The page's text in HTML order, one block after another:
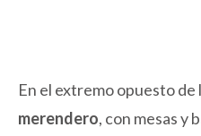
En el extremo opuesto
merendero, con mesas y